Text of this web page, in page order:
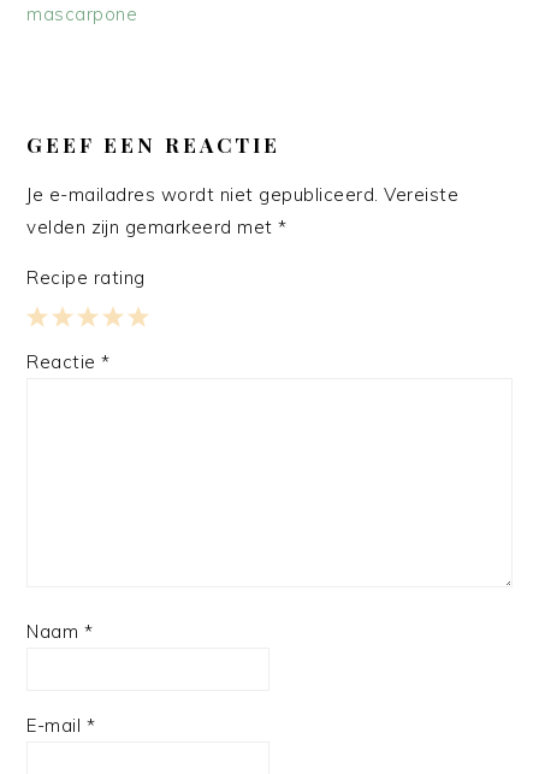
mascarpone
INTERACTIES
GEEF EEN REACTIE
Je e-mailadres wordt niet gepubliceerd. Vereiste
velden zijn gemarkeerd met*
Recipe rating
4
3
2
1
Reactie*
Naam *
E-mail *